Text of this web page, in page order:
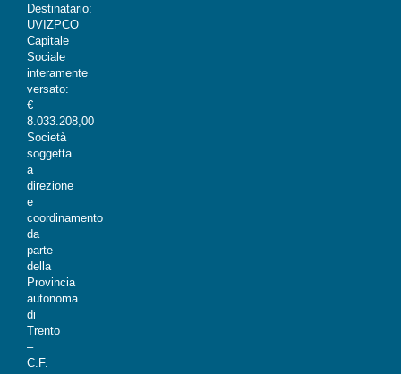
Destinatario:
UVIZPCO
Capitale
Sociale
interamente
versato:
€
8.033.208,00
Società
soggetta
a
direzione
e
coordinamento
da
parte
della
Provincia
autonoma
di
Trento
–
C.F.